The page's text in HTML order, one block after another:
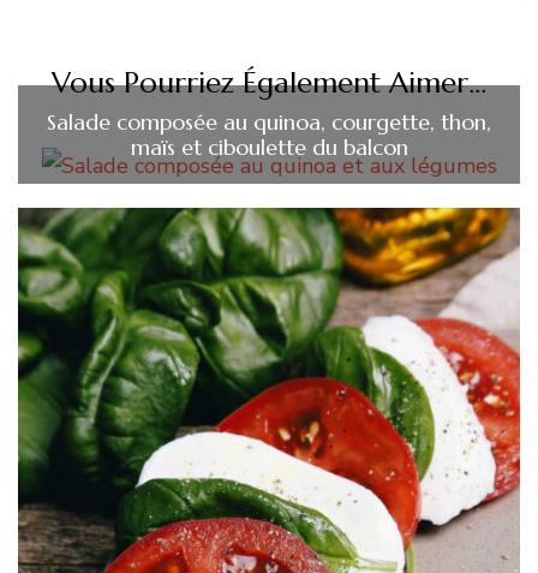
Vous Pourriez Également Aimer...
Salade composée au quinoa, courgette, thon,
maïs et ciboulette du balcon